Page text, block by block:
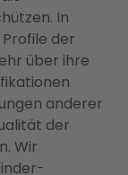
In
der
über ihre
anderer
der
Wir